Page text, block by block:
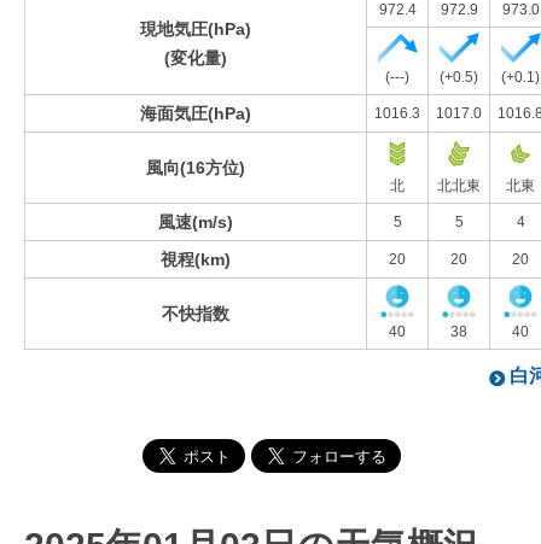
現地気圧(hPa)
(変化量)
972.4 972.9 973.0
(---) (+0.5) (+0.1)
海面気圧(hPa) 1016.3 1017.0
風向(16方位)
北 北北東 北東
風速(m/s) 5 5 4
視程(km) 20 20 20
不快指数
40 38 40
白